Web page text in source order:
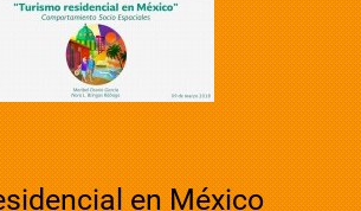
en México